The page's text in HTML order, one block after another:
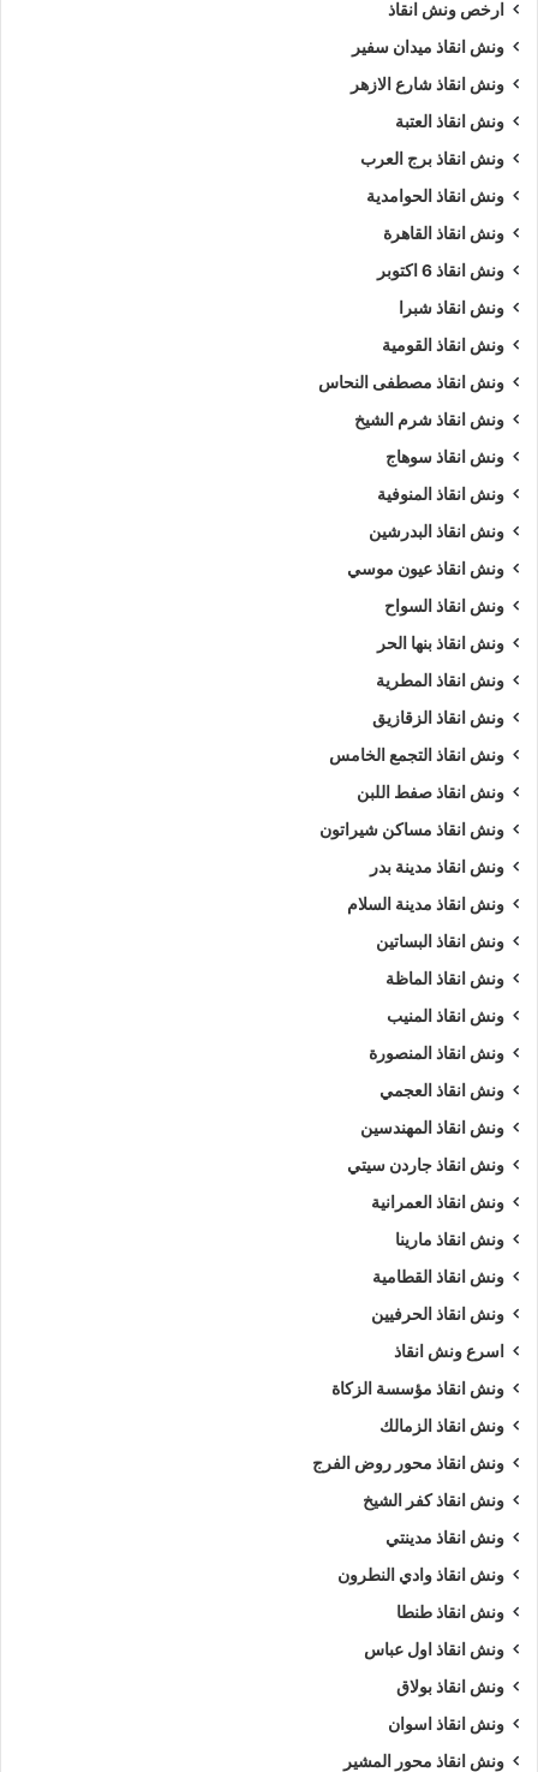
ارخص ونش انقاذ
ونش انقاذ ميدان سفير
ونش انقاذ شارع الازهر
ونش انقاذ العتبة
ونش انقاذ برج العرب
ونش انقاذ الحوامدية
ونش انقاذ القاهرة
ونش انقاذ 6 اكتوبر
ونش انقاذ شبرا
ونش انقاذ القومية
ونش انقاذ مصطفى النحاس
ونش انقاذ شرم الشيخ
ونش انقاذ سوهاج
ونش انقاذ المنوفية
ونش انقاذ البدرشين
ونش انقاذ عيون موسي
ونش انقاذ السواح
ونش انقاذ بنها الحر
ونش انقاذ المطرية
ونش انقاذ الزقازيق
ونش انقاذ التجمع الخامس
ونش انقاذ صفط اللبن
ونش انقاذ مساكن شيراتون
ونش انقاذ مدينة بدر
ونش انقاذ مدينة السلام
ونش انقاذ البساتين
ونش انقاذ الماظة
ونش انقاذ المنيب
ونش انقاذ المنصورة
ونش انقاذ العجمي
ونش انقاذ المهندسين
ونش انقاذ جاردن سيتي
ونش انقاذ العمرانية
ونش انقاذ مارينا
ونش انقاذ القطامية
ونش انقاذ الحرفيين
اسرع ونش انقاذ
ونش انقاذ مؤسسة الزكاة
ونش انقاذ الزمالك
ونش انقاذ محور روض الفرج
ونش انقاذ كفر الشيخ
ونش انقاذ مدينتي
ونش انقاذ وادي النطرون
ونش انقاذ طنطا
ونش انقاذ اول عباس
ونش انقاذ بولاق
ونش انقاذ اسوان
ونش انقاذ محور المشير